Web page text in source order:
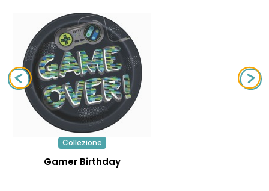
Collezione
Gamer Birthday